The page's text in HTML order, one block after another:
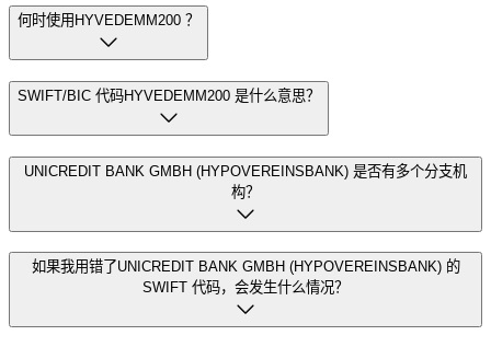
何时使用HYVEDEMM200 ？
SWIFT/BIC 代码HYVEDEMM200 是什么意思？
UNICREDIT BANK GMBH (HYPOVEREINSBANK) 是否有多个分支机
构？
如果我用错了UNICREDIT BANK GMBH (HYPOVEREINSBANK) 的
SWIFT 代码，会发生什么情况？